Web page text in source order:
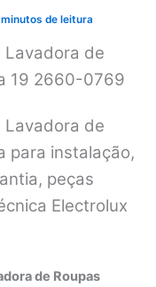
de leitura
Lavadora de
19 2660-0769
Lavadora de
para instalação,
peças
Electrolux
de Roupas